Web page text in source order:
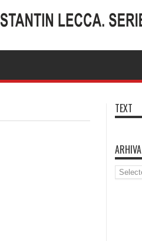
TEXT
ARHIVA
Arhiva